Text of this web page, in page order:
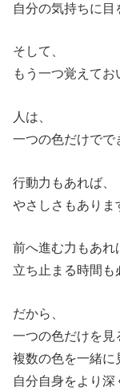
自分の気持ちに目
そして、
もう一つ覚えてお
人は、
一つの色だけでで
行動力もあれば、
やさしさもありま
前へ進む力もあれ
立ち止まる時間も
だから、
一つの色だけを見
複数の色を一緒に
自分自身をより深